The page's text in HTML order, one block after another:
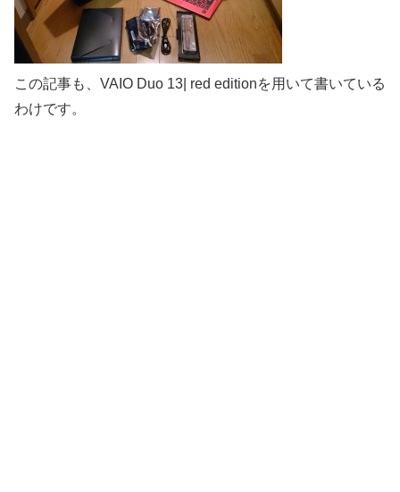
この記事も、VAIO Duo 13| red editionを用いて書いている
わけです。